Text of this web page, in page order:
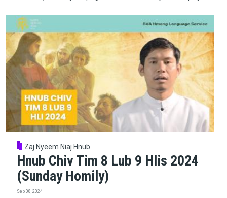
Zaj Nyeem Niaj Hnub
Hnub Chiv Tim 8 Lub 9 Hlis 2024
(Sunday Homily)
Sep 08, 2024